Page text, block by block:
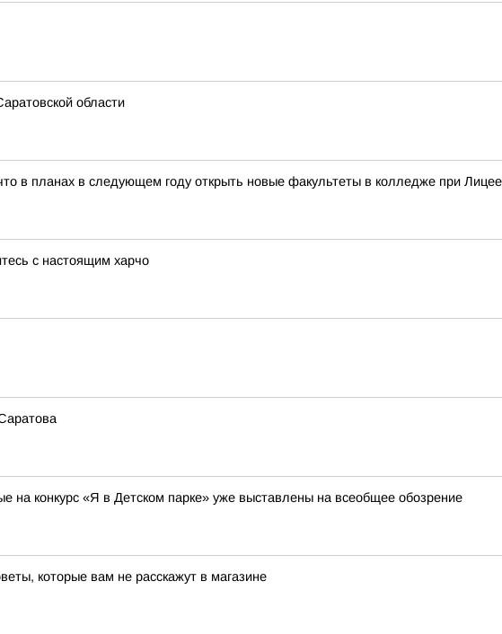
области
в планах в следующем году открыть новые факультеты в колледже при
с настоящим харчо
на конкурс «Я в Детском парке» уже выставлены на всеобщее обозрение
которые вам не расскажут в магазине